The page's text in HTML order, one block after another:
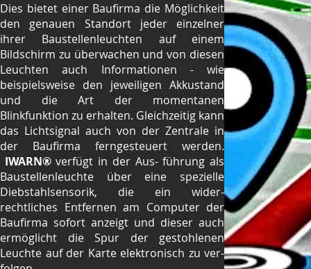
Dies bietet einer Baufirma die Möglichkeit
den genauen Standort jeder einzelner
ihrer Baustellenleuchten auf einem
Bildschirm zu überwachen und von diesen
Leuchten auch Informationen - wie
beispielsweise den jeweiligen Akkustand
und die Art der momentanen
Blinkfunktion zu erhalten. Gleichzeitig kann
das Lichtsignal auch von der Zentrale in
der Baufirma ferngesteuert werden.
IWARN®verfügt in der Aus- führung als
Baustellenleuchte über eine spezielle
Diebstahlsensorik, die ein wider-
rechtliches Entfernen am Computer der
Baufirma sofort anzeigt und dieser auch
ermöglicht die Spur der gestohlenen
Leuchte auf der Karte elektronisch zu ver-